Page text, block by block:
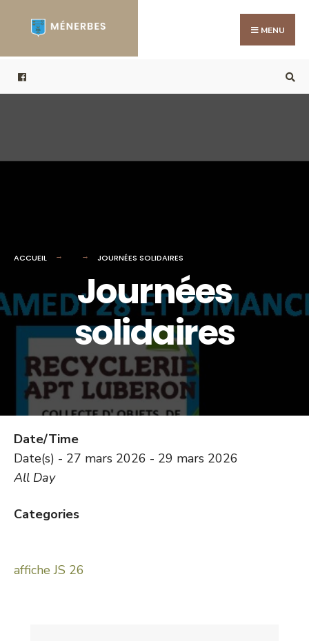
MENU
ACCUEIL JOURNÉES SOLIDAIRES
Journées
solidaires
Date/Time
Date(s) - 27 mars 2026 - 29 mars 2026
All Day
Categories
affiche JS 26
for: